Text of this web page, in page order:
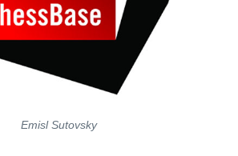
Emisl Sutovsky